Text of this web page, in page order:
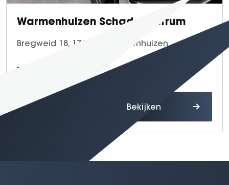
Warmenhuizen Schadecentrum
Bregweid 18, 1749 DJ Warmenhuizen
Route Bekijken